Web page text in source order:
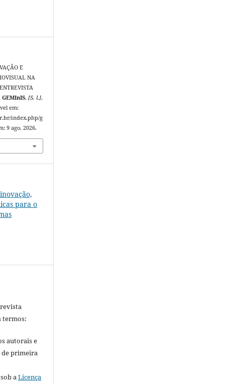
E
NA
,[S. l.],
em:
index.php/g
9 ago. 2026.
para o
termos:
autorais e
de primeira
aLicença